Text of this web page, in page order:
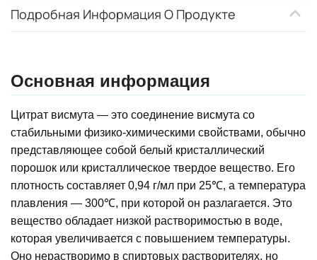
Подробная Информация О Продукте
Основная информация
Цитрат висмута — это соединение висмута со
стабильными физико-химическими свойствами, обычно
представляющее собой белый кристаллический
порошок или кристаллическое твердое вещество. Его
плотность составляет 0,94 г/мл при 25℃, а температура
плавления — 300℃, при которой он разлагается. Это
вещество обладает низкой растворимостью в воде,
которая увеличивается с повышением температуры.
Оно нерастворимо в спиртовых растворителях, но